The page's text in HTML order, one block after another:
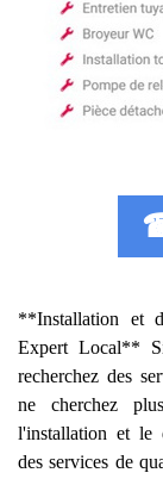
**Installation et
Expert Local**
recherchez des
ne cherchez
l'installation et le
des services de